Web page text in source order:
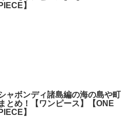
PIECE】
ャボンディ諸島編の海の島や町
まとめ！【ワンピース】【ONE
PIECE】